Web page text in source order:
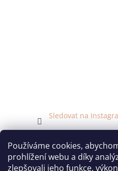
Používáme cookies,
prohlížení webu a díky
zlepšovali jeho funkce,
Sledovat na
Facebook